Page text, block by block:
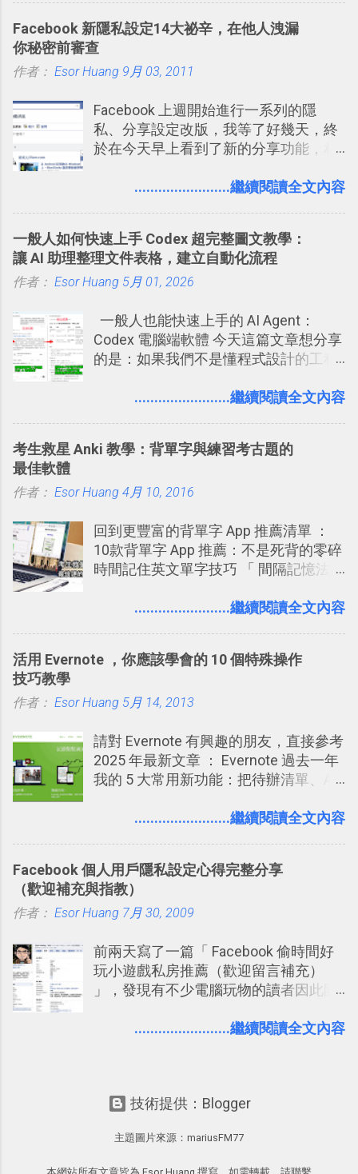
時帶來好心情，二方面事後就是最好的
旅遊回憶之一。 自訂地圖還能跟朋友共
享合作，讓彼此都能在手機上查看這次
念」的管理教學文章： 把 Evernote 當
作 Trello！ Kanbanote 筆記看板管理法
Google Drive 變身 Trello ！幫雲端硬碟
著 Trello ，卻還沒有在電腦玩物上寫過
一篇完整的介紹！雖然錯過了幾年前第
一時間推薦 Trello 的時機，但在這段時
澱自己的使用方法，歸納出「 為什麼值
學。 2015/6/13 新增： 免費專案管理軟
體推薦！困難計畫簡單管理 13 種工具
2016 年新增 ： 如何將 Trello 切換到繁
2016/7/7 新增 ： 如何活用 Trello 記
帳？我的理財計畫心得與看板範本
2016/7/13 新增： 如何將網頁資料快速
2016/8 新增： Trello 開放「強化功能」
技！最想要的強大 Trello 客製化範例教
急時間管理四象限在 Trello 活用與範本
用 Trello？ 8個專案排程協作重點技巧
2017/6 新增： 如何用 Trello 規劃自助
旅行？我的 Trello 行程計畫使用技巧教
卡片不再落落長？專案管理的5個關鍵
子彈筆記？我的 Trello GTD 方法範例看
板分享
Facebook 新隱私設定14大祕辛，在他人洩漏
你秘密前審查
作者： Esor Huang 9月 03, 2011
Facebook 上週開始進行一系列的隱
私、分享設定改版，我等了好幾天，終
於在今天早上看到了新的分享功能，相
用新版的分享功能與隱私設定。 嚴格來
置。不過有一項很實用的設定是新增
的， 那就是可以 事先審查 朋友「標籤
你」的內容，決定要不要讓其他朋友看
標籤在他的訊息中，或是想把你標籤在
相片圖片裡，現在你都多了一個「事先
審查」的機制，可以決定這些你被標籤
鴉牆上，從而禁止可能的祕密被你其他
........................繼續閱讀全文內容
一般人如何快速上手 Codex 超完整圖文教學：
讓 AI 助理整理文件表格，建立自動化流程
作者： Esor Huang 5月 01, 2026
一般人也能快速上手的 AI Agent：
Codex 電腦端軟體 今天這篇文章想分享
的是：如果我們不是懂程式設計的工程
（ChatGPT） 的 Codex 工具？ 如何用
打造一個更自動化的電腦工作流程。
........................繼續閱讀全文內容
考生救星 Anki 教學：背單字與練習考古題的
最佳軟體
作者： Esor Huang 4月 10, 2016
回到更豐富的背單字 App 推薦清單 ：
10款背單字 App 推薦：不是死背的零碎
時間記住英文單字技巧 「 間隔記憶法
短期記憶變成長期記憶。 舉例來說我今
強；然後下次快要忘記可能變成相隔一
化，讓記憶延長到可能半個月；那時候
來一個月的記憶長度！就這樣反覆慢慢
拉長時間練習，就能讓一個東西成為腦
海中更深刻的記憶。 問題是，當我們一
要準備數百個考試問題時，自己手動進
練習的記憶卡片，自動規劃要延期複習
的卡片，每天自動產生記憶練習題，這
樣的軟體中最受好評的，或許就是今天
........................繼續閱讀全文內容
活用 Evernote ，你應該學會的 10 個特殊操作
技巧教學
作者： Esor Huang 5月 14, 2013
請對 Evernote 有興趣的朋友，直接參考
2025 年最新文章 ： Evernote 過去一年
我的 5 大常用新功能：把待辦清單、AI
介紹文章： 把不同筆記中的待辦清單統
大綱收合、目錄連結、錨點連結，整理
超長筆記應用案例分享 新功能教學： 會
議記錄不麻煩！我常用兩個 Evernote AI
學： Evernote 新增類似 Google 文件的
「免帳號登入」多人同步編輯功能
........................繼續閱讀全文內容
Facebook 個人用戶隱私設定心得完整分享
（歡迎補充與指教）
作者： Esor Huang 7月 30, 2009
前兩天寫了一篇「 Facebook 偷時間好
玩小遊戲私房推薦（歡迎留言補充）
」，發現有不少電腦玩物的讀者因此開
Facebook確 實是目前最好的社群、社
又加入了哪個社團？某位好友又出現在
哪個遊戲？但也正因為如此，Facebook
........................繼續閱讀全文內容
技術提供：Blogger
主題圖片來源： mariusFM77